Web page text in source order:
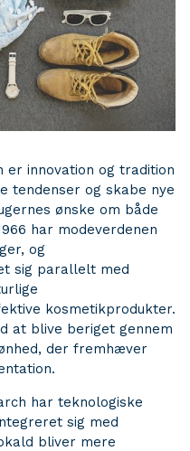
er innovation og tradition
tendenser og skabe nye
ønske om både
har modeverdenen
og
sig parallelt med
kosmetikprodukter.
at blive beriget gennem
der fremhæver
har teknologiske
sig med
bliver mere